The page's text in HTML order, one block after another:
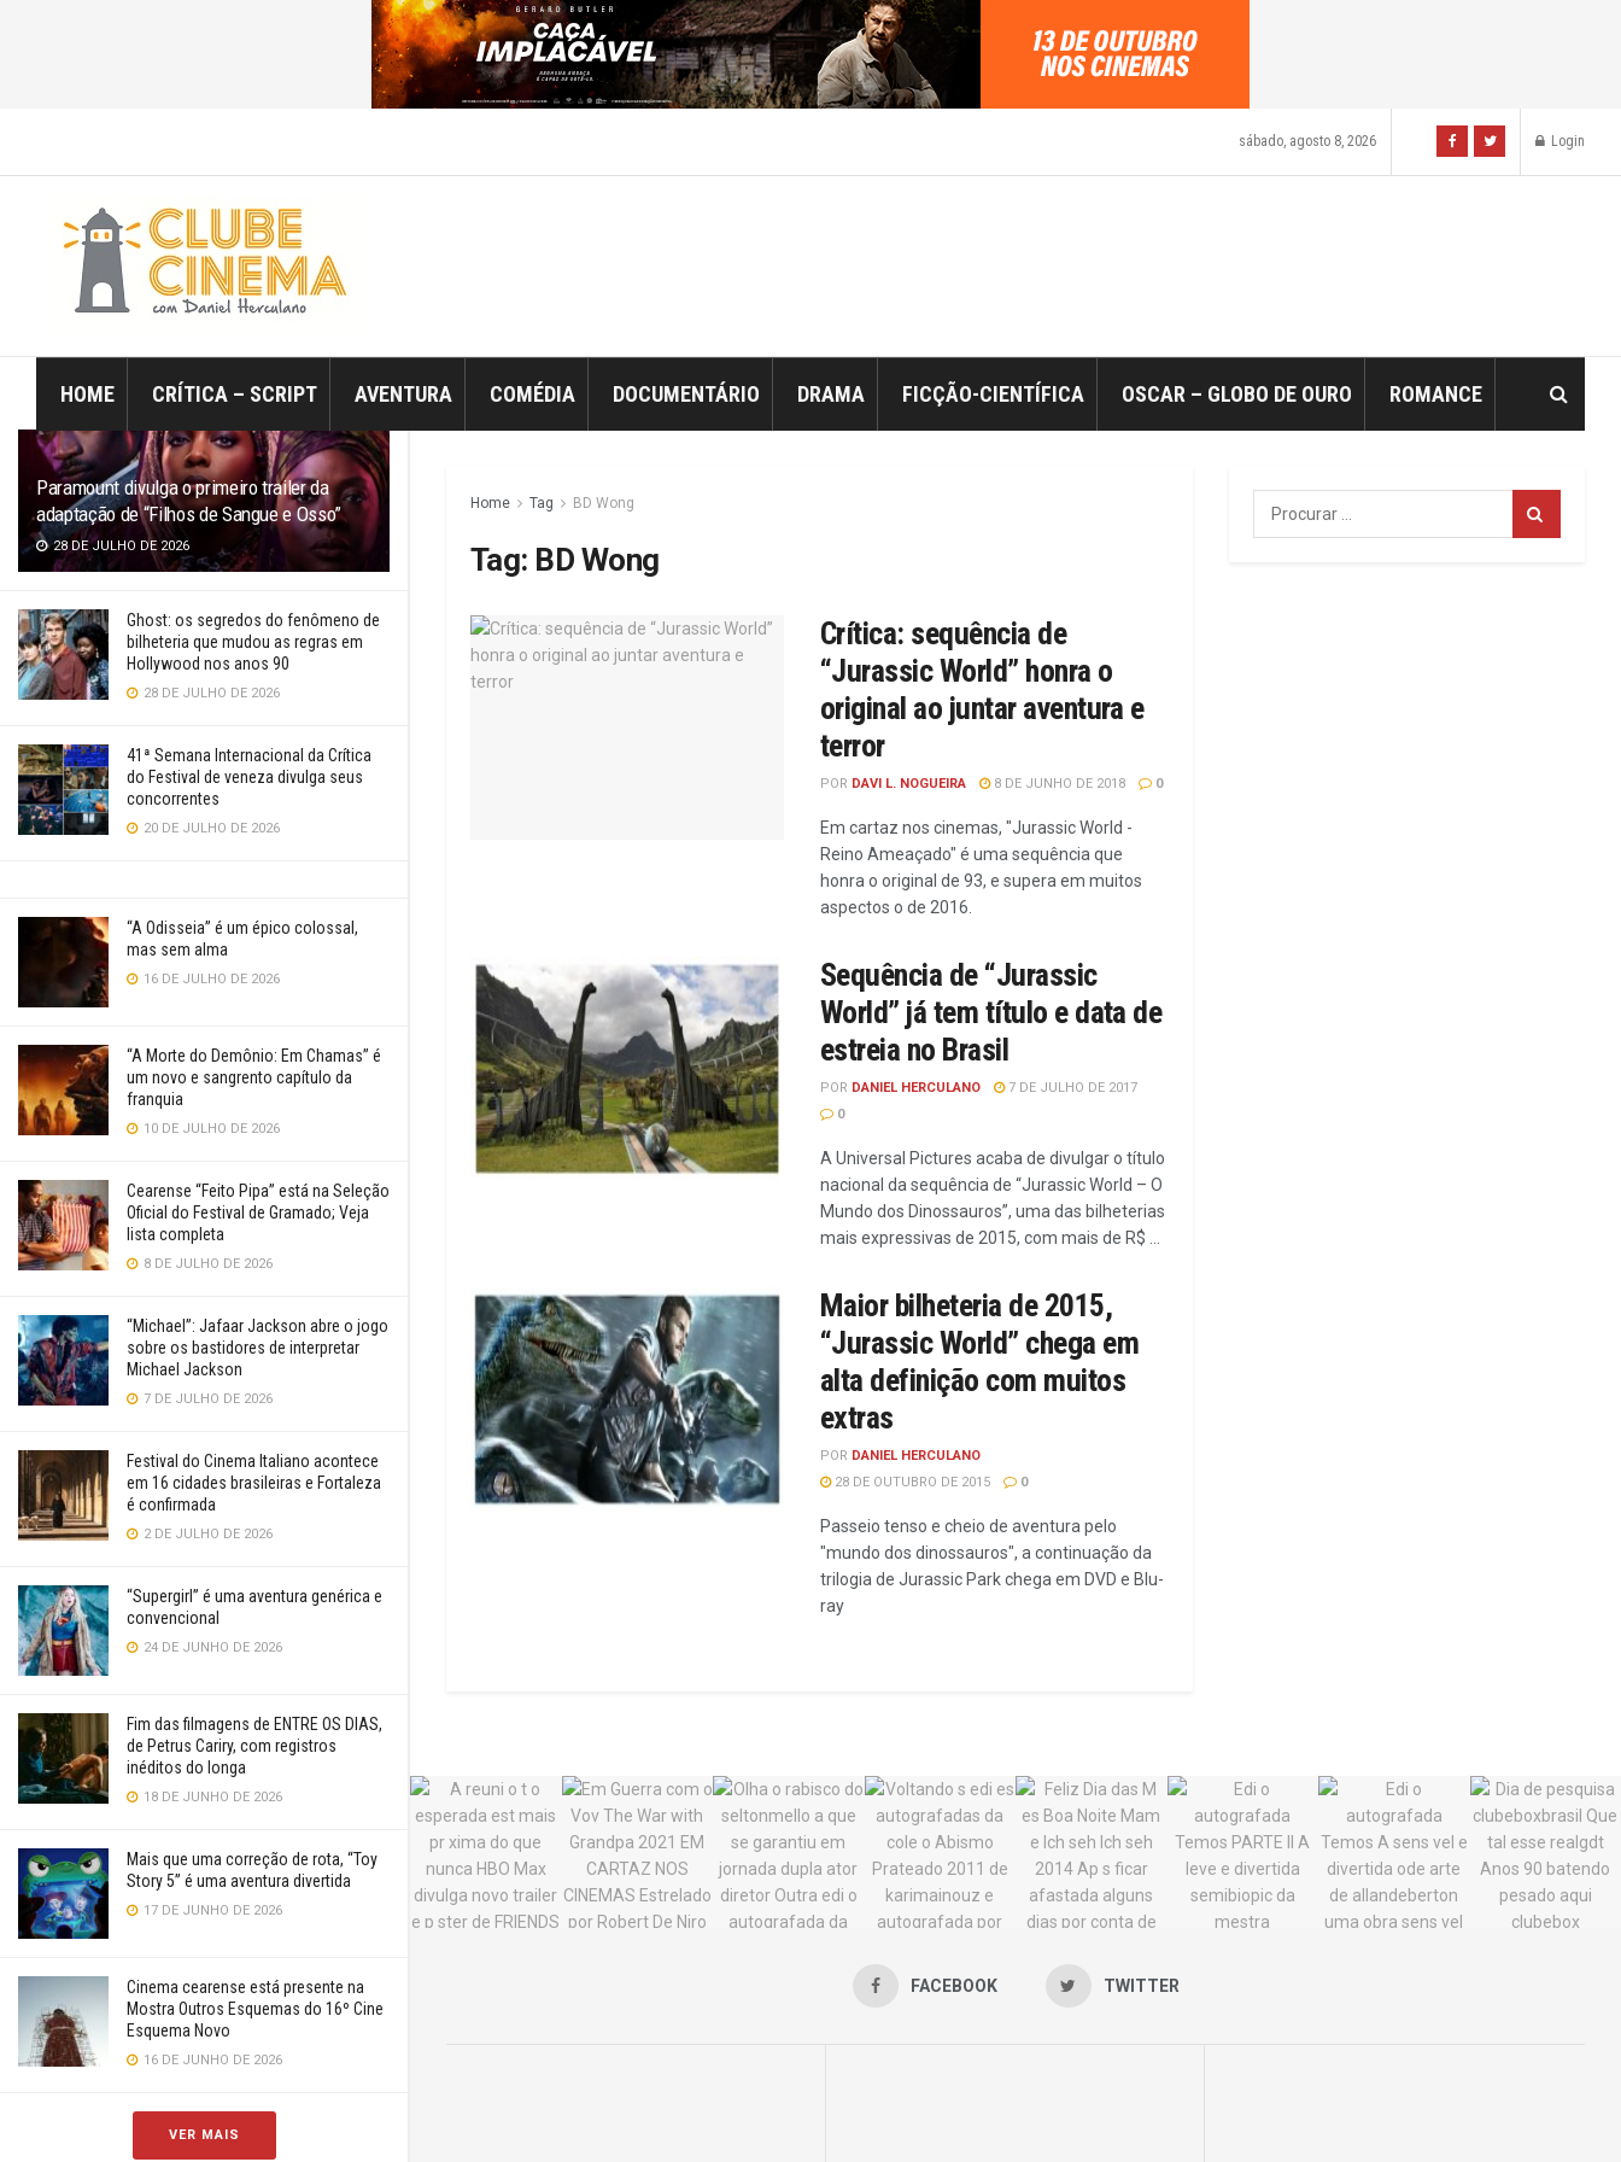
Paramount divulga o primeiro trailer da
adaptação de “Filhos de Sangue e Osso”
28 DE JULHO DE 2026
Ghost: os segredos do fenômeno de
bilheteria que mudou as regras em
Hollywood nos anos 90
28 DE JULHO DE 2026
41ª Semana Internacional da Crítica
do Festival de veneza divulga seus
concorrentes
20 DE JULHO DE 2026
“A Odisseia” é um épico colossal,
mas sem alma
16 DE JULHO DE 2026
“A Morte do Demônio: Em Chamas” é
um novo e sangrento capítulo da
franquia
10 DE JULHO DE 2026
Cearense “Feito Pipa” está na Seleção
Oficial do Festival de Gramado; Veja
lista completa
8 DE JULHO DE 2026
“Michael”: Jafaar Jackson abre o jogo
sobre os bastidores de interpretar
Michael Jackson
7 DE JULHO DE 2026
Festival do Cinema Italiano acontece
em 16 cidades brasileiras e Fortaleza
é confirmada
2 DE JULHO DE 2026
“Supergirl” é uma aventura genérica e
convencional
24 DE JUNHO DE 2026
Fim das filmagens de ENTRE OS DIAS,
de Petrus Cariry, com registros
inéditos do longa
18 DE JUNHO DE 2026
Mais que uma correção de rota, “Toy
Story 5” é uma aventura divertida
17 DE JUNHO DE 2026
Cinema cearense está presente na
Mostra Outros Esquemas do 16º Cine
Esquema Novo
16 DE JUNHO DE 2026
VER MAIS
sábado, agosto 8, 2026 Login
HOME CRÍTICA – SCRIPT AVENTURA COMÉDIA DOCUMENTÁRIO DRAMA FICÇÃO-CIENTÍFICA OSCAR – GLOBO DE OURO ROMANCE
Home Tag BD Wong
Tag: BD Wong
Crítica: sequência de
“Jurassic World” honra o
original ao juntar aventura e
terror
POR DAVI L. NOGUEIRA 8 DE JUNHO DE 2018 0
Em cartaz nos cinemas, "Jurassic World -
Reino Ameaçado" é uma sequência que
honra o original de 93, e supera em muitos
aspectos o de 2016.
Sequência de “Jurassic
World” já tem título e data de
estreia no Brasil
POR DANIEL HERCULANO
7 DE JULHO DE 2017
0
A Universal Pictures acaba de divulgar o título
nacional da sequência de “Jurassic World – O
Mundo dos Dinossauros”, uma das bilheterias
mais expressivas de 2015, com mais de R$ ...
Maior bilheteria de 2015,
“Jurassic World” chega em
alta definição com muitos
extras
POR DANIEL HERCULANO
28 DE OUTUBRO DE 2015
0
Passeio tenso e cheio de aventura pelo
"mundo dos dinossauros", a continuação da
trilogia de Jurassic Park chega em DVD e Blu-
ray
FACEBOOK TWITTER